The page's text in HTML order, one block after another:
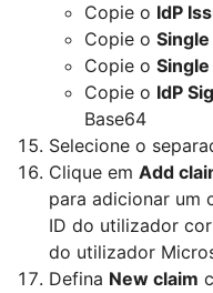
Copie o IdP
Copie o
Copie o
Copie o IdP
Base64
Selecione o
Clique em Add
para adicionar um
ID do utilizador
do utilizador
Defina New claim